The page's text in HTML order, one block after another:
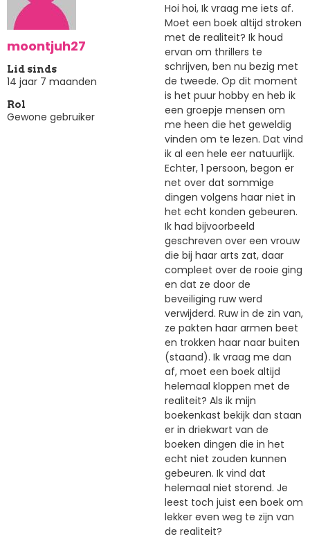
moontjuh27
Lid sinds
14 jaar 7 maanden
Rol
Gewone gebruiker
Hoi hoi, Ik vraag me iets af.
Moet een boek altijd stroken
met de realiteit? Ik houd
ervan om thrillers te
schrijven, ben nu bezig met
de tweede. Op dit moment
is het puur hobby en heb ik
een groepje mensen om
me heen die het geweldig
vinden om te lezen. Dat vind
ik al een hele eer natuurlijk.
Echter, 1 persoon, begon er
net over dat sommige
dingen volgens haar niet in
het echt konden gebeuren.
Ik had bijvoorbeeld
geschreven over een vrouw
die bij haar arts zat, daar
compleet over de rooie ging
en dat ze door de
beveiliging ruw werd
verwijderd. Ruw in de zin van,
ze pakten haar armen beet
en trokken haar naar buiten
(staand). Ik vraag me dan
af, moet een boek altijd
helemaal kloppen met de
realiteit? Als ik mijn
boekenkast bekijk dan staan
er in driekwart van de
boeken dingen die in het
echt niet zouden kunnen
gebeuren. Ik vind dat
helemaal niet storend. Je
leest toch juist een boek om
lekker even weg te zijn van
de realiteit?